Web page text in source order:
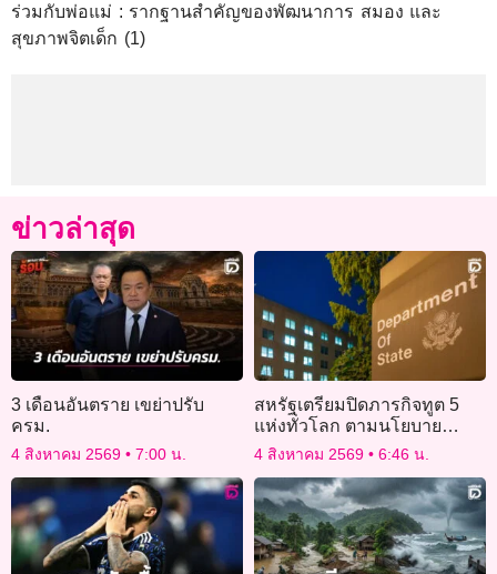
ร่วมกับพ่อแม่ : รากฐานสำคัญของพัฒนาการ สมอง และ
สุขภาพจิตเด็ก (1)
ข่าวล่าสุด
3 เดือนอันตราย เขย่าปรับ
ครม.
4 สิงหาคม 2569 7:00 น.
สหรัฐเตรียมปิดภารกิจทูต 5
แห่งทั่วโลก ตามนโยบาย
“อเมริกาต้องมาก่อน”
4 สิงหาคม 2569 6:46 น.